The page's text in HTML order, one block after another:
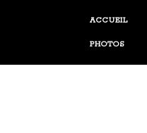
ACCUEIL
PHOTOS